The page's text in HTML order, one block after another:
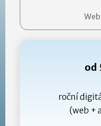
od
roční
(web +